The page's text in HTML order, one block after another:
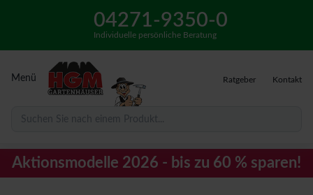
04271-9350-0
Individuelle persönliche Beratung
Menü Ratgeber Kontakt
Suchen Sie nach einem Produkt...
Aktionsmodelle 2026 - bis zu 60 % sparen!